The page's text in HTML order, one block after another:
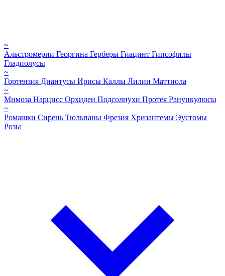
~
Альстромерии Георгина Герберы Гиацинт Гипсофилы
Гладиолусы
~
Гортензия Диантусы Ирисы Каллы Лилии Маттиола
~
Мимоза Нарцисс Орхидеи Подсолнухи Протея Ранункулюсы
~
Ромашки Сирень Тюльпаны Фрезия Хризантемы Эустомы
Розы